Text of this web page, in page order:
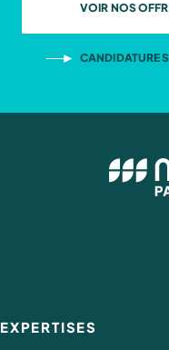
VOIR NOS
CANDIDATURE
EXPERTISES